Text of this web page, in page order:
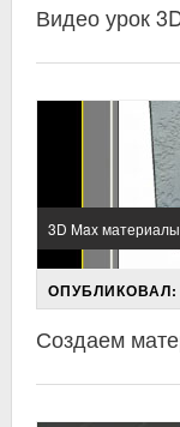
Видео урок
3D Max
ОПУБЛИКОВАЛ:
Создаем